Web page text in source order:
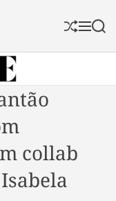
S
f
M S
c
collab